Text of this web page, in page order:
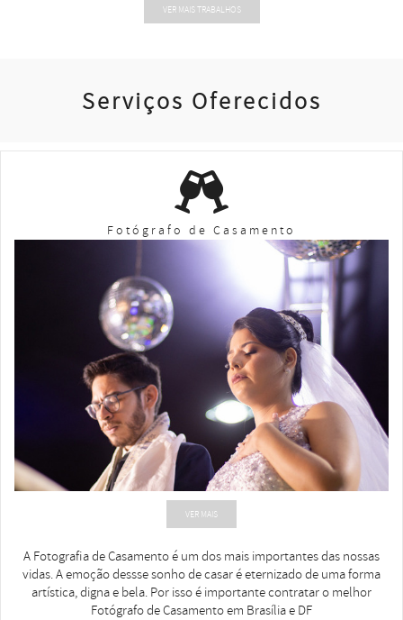
VER MAIS TRABALHOS
Serviços Oferecidos
Fotógrafo de Casamento
VER MAIS
A Fotografia de Casamento ´e um dos mais importantes das nossas
vidas. A emoção dessse sonho de casar é eternizado de uma forma
artística, digna e bela. Por isso é importante contratar o melhor
Fotógrafo de Casamento em Brasília e DF